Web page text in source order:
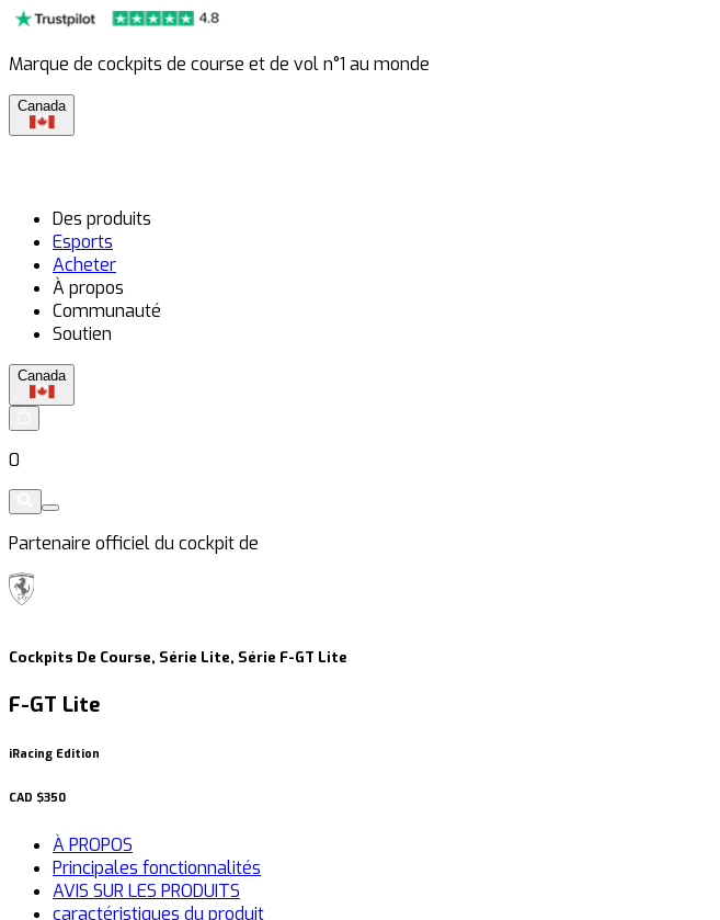
Marque de cockpits de course et de vol n°1 au monde
Canada
Des produits
Esports
Acheter
À propos
Communauté
Soutien
Canada
0
Partenaire officiel du cockpit de
Cockpits De Course, Série Lite, Série F-GT Lite
F-GT Lite
iRacing Edition
CAD $350
À PROPOS
Principales fonctionnalités
AVIS SUR LES PRODUITS
caractéristiques du produit